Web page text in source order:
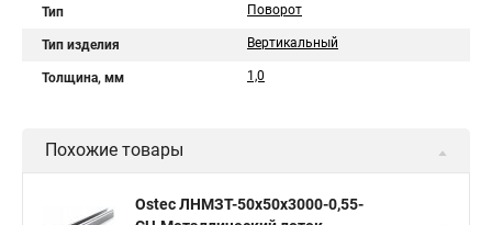
Тип Поворот
Тип изделия Вертикальный
Толщина, мм 1,0
Похожие товары
Ostec ЛНМЗТ-50х50х3000-0,55-